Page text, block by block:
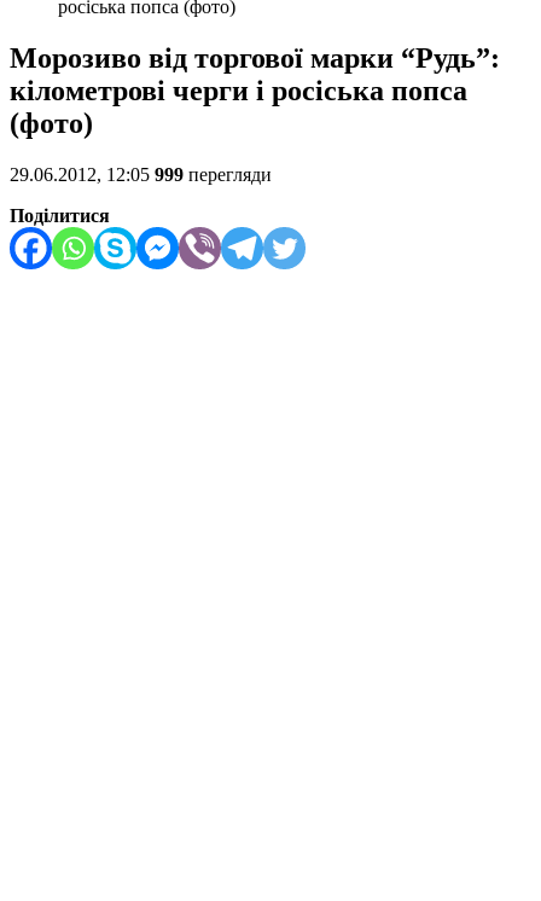
росіська попса (фото)
Морозиво від торгової марки “Рудь”:
кілометрові черги і росіська попса
(фото)
29.06.2012, 12:05 999 перегляди
Поділитися